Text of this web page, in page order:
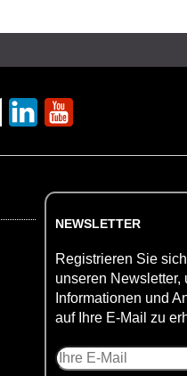
NEWSLETTER
Registrieren Sie
unseren Newsletter,
Informationen und
auf Ihre E-Mail zu